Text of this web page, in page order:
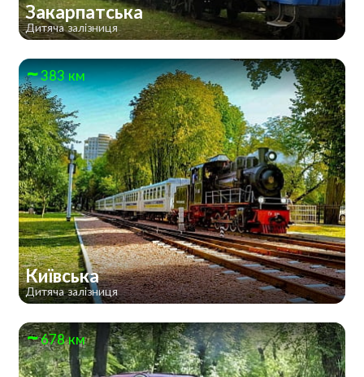
Закарпатська
Дитяча залізниця
383 км
Київська
Дитяча залізниця
678 км